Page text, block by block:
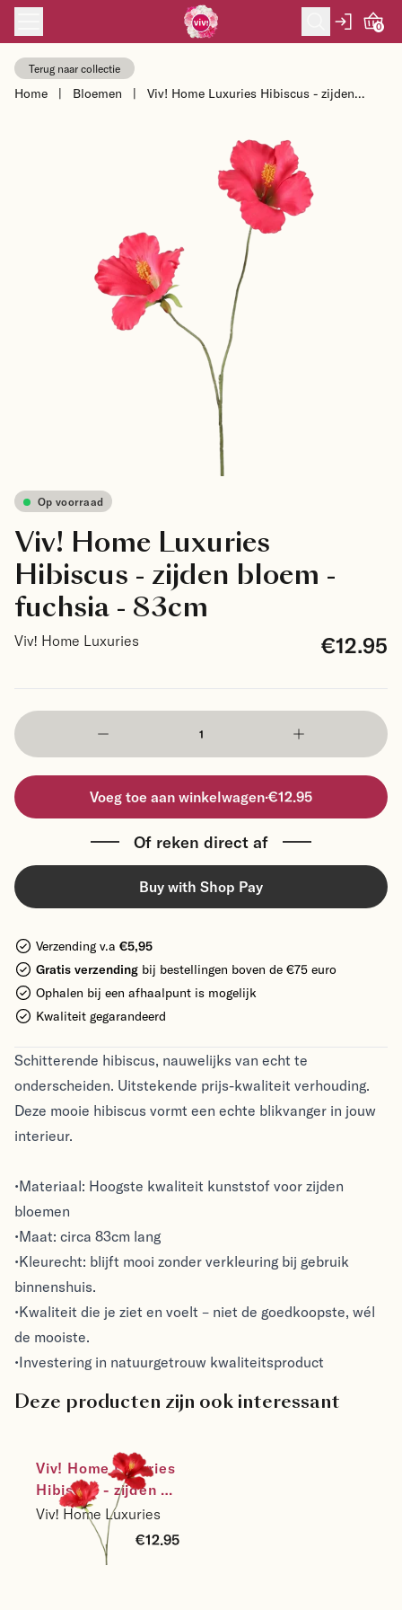
Skip to content
0
Terug naar collectie
Home | Bloemen |
Viv! Home Luxuries Hibiscus - zijden
Op voorraad
Viv! Home Luxuries
Hibiscus - zijden bloem -
fuchsia - 83cm
Viv! Home Luxuries €12.95
Voeg toe aan winkelwagen·€12.95
Of reken direct af
Buy with Shop Pay
Verzending v.a €5,95
Gratis verzending bij bestellingen boven de €75 euro
Ophalen bij een afhaalpunt is mogelijk
Kwaliteit gegarandeerd
Schitterende hibiscus, nauwelijks van echt te
onderscheiden. Uitstekende prijs-kwaliteit verhouding.
Deze mooie hibiscus vormt een echte blikvanger in jouw
interieur.
•Materiaal: Hoogste kwaliteit kunststof voor zijden
bloemen
•Maat: circa 83cm lang
•Kleurecht: blijft mooi zonder verkleuring bij gebruik
binnenshuis.
•Kwaliteit die je ziet en voelt – niet de goedkoopste, wél
de mooiste.
•Investering in natuurgetrouw kwaliteitsproduct
Deze producten zijn ook interessant
Viv! Home Luxuries
Hibiscus - zijden
bloem - rood -
Viv! Home Luxuries
€12.95